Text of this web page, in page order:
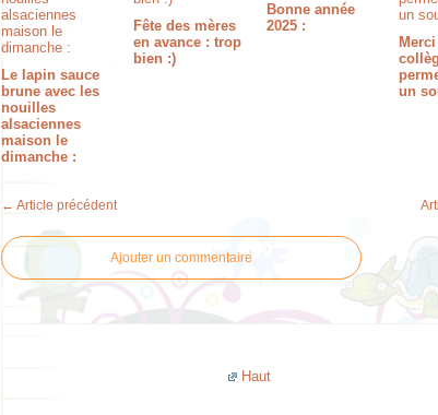
Le lapin sauce
brune avec les
nouilles
alsaciennes
maison le
dimanche :
Fête des mères
en avance : trop
bien :)
Bonne année
2025 :
un
← Article précédent
Ajouter un commentaire
Haut